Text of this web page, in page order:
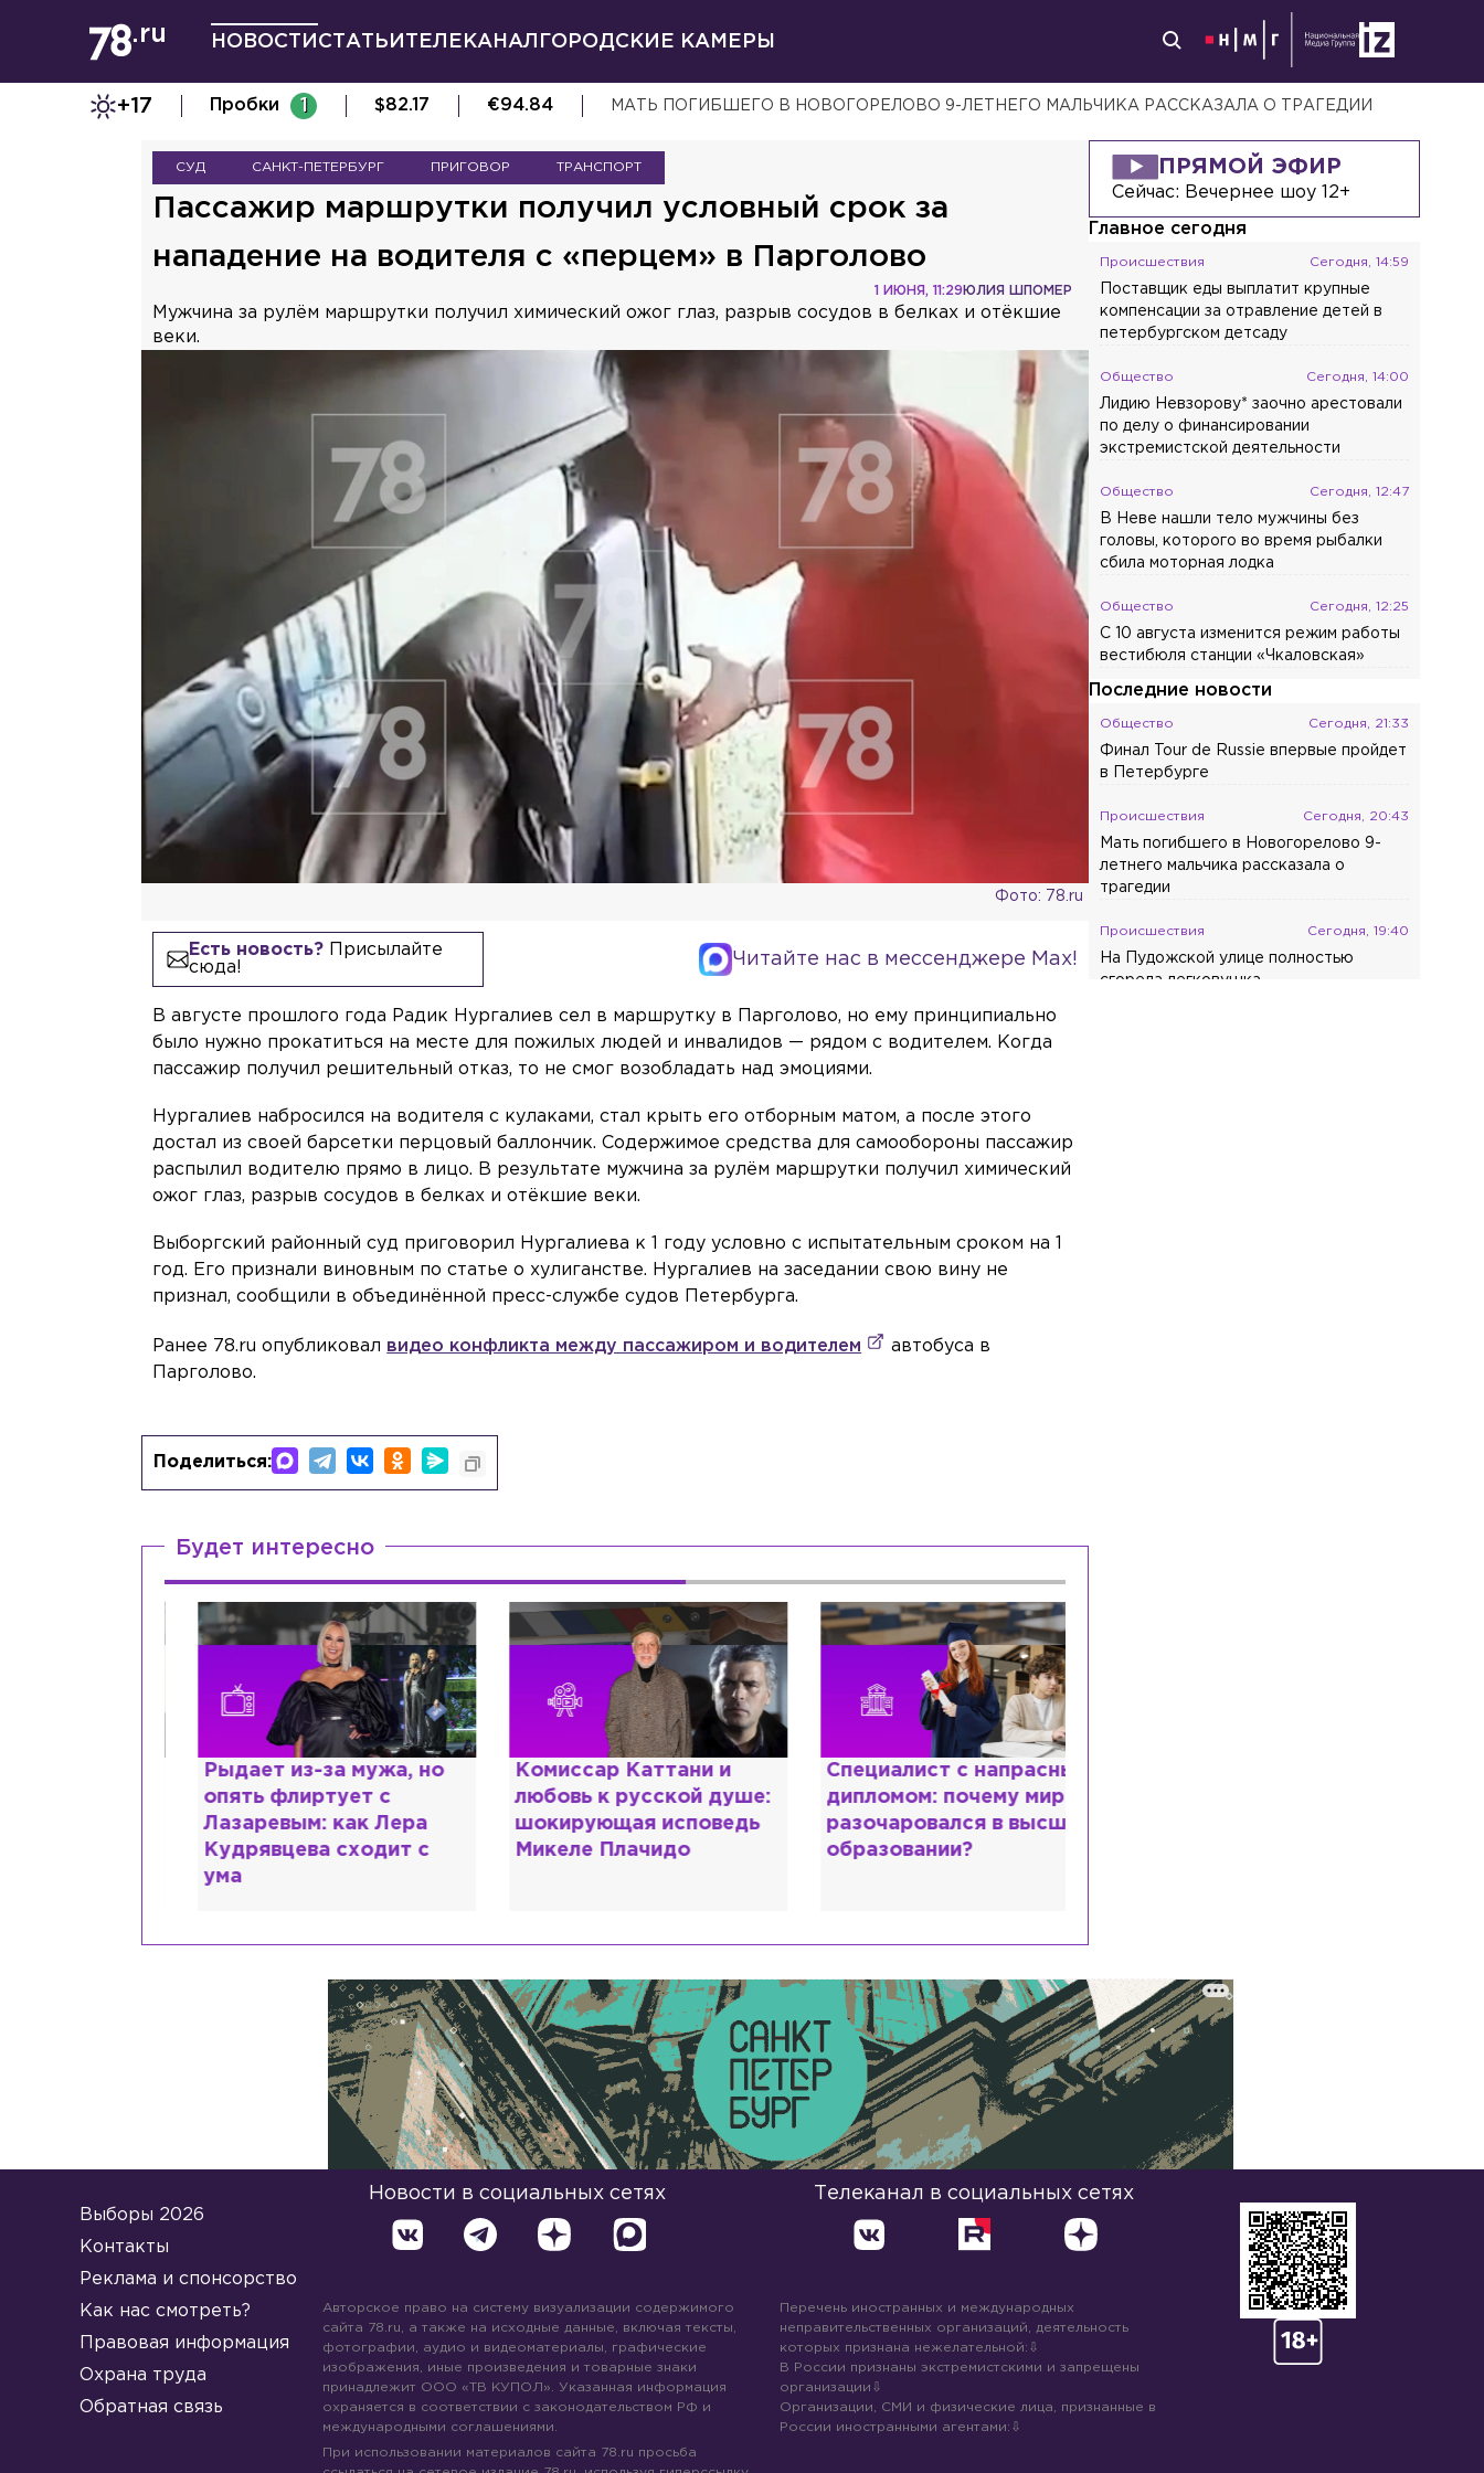
НОВОСТИ СТАТЬИ ТЕЛЕКАНАЛ ГОРОДСКИЕ КАМЕРЫ
+17 Пробки 1 $82.17 €94.84 МАТЬ ПОГИБШЕГО В НОВОГОРЕЛОВО 9-ЛЕТНЕГО МАЛЬЧИКА РАССКАЗАЛА О ТРАГЕДИИ
СУД САНКТ-ПЕТЕРБУРГ ПРИГОВОР ТРАНСПОРТ
Пассажир маршрутки получил условный срок за
нападение на водителя с «перцем» в Парголово
ЮЛИЯ ШПОМЕР
1 ИЮНЯ, 11:29
Мужчина за рулём маршрутки получил химический ожог глаз, разрыв сосудов в белках и отёкшие
веки.
Фото: 78.ru
Есть новость?Присылайте
сюда!
Читайте нас в мессенджере Max!
В августе прошлого года Радик Нургалиев сел в маршрутку в Парголово, но ему принципиально
было нужно прокатиться на месте для пожилых людей и инвалидов — рядом с водителем. Когда
пассажир получил решительный отказ, то не смог возобладать над эмоциями.
Нургалиев набросился на водителя с кулаками, стал крыть его отборным матом, а после этого
достал из своей барсетки перцовый баллончик. Содержимое средства для самообороны пассажир
распылил водителю прямо в лицо. В результате мужчина за рулём маршрутки получил химический
ожог глаз, разрыв сосудов в белках и отёкшие веки.
Выборгский районный суд приговорил Нургалиева к 1 году условно с испытательным сроком на 1
год. Его признали виновным по статье о хулиганстве. Нургалиев на заседании свою вину не
признал, сообщили в объединённой пресс-службе судов Петербурга.
Ранее 78.ru опубликовал видео конфликта между пассажиром и водителем
автобуса в
Парголово.
Поделиться:
Будет интересно
Рыдает из-за мужа, но
опять флиртует с
Лазаревым: как Лера
Кудрявцева сходит с
ума
Комиссар Каттани и
любовь к русской душе:
шокирующая исповедь
Микеле Плачидо
Специалист с напрасным
дипломом: почему мир
разочаровался в высшем
образовании?
ПРЯМОЙ ЭФИР
Сейчас: Вечернее шоу 12+
Главное сегодня
Происшествия Сегодня, 14:59
Поставщик еды выплатит крупные
компенсации за отравление детей в
петербургском детсаду
Общество Сегодня, 14:00
Лидию Невзорову* заочно арестовали
по делу о финансировании
экстремистской деятельности
Общество Сегодня, 12:47
В Неве нашли тело мужчины без
головы, которого во время рыбалки
сбила моторная лодка
Общество Сегодня, 12:25
С 10 августа изменится режим работы
вестибюля станции «Чкаловская»
Последние новости
Общество Сегодня, 21:33
Финал Tour de Russie впервые пройдет
в Петербурге
Происшествия Сегодня, 20:43
Мать погибшего в Новогорелово 9-
летнего мальчика рассказала о
трагедии
Происшествия Сегодня, 19:40
На Пудожской улице полностью
сгорела легковушка
Выборы 2026
Контакты
Реклама и спонсорство
Как нас смотреть?
Правовая информация
Охрана труда
Обратная связь
Новости в социальных сетях Телеканал в социальных сетях
Авторское право на систему визуализации содержимого
сайта 78.ru, а также на исходные данные, включая тексты,
фотографии, аудио и видеоматериалы, графические
изображения, иные произведения и товарные знаки
принадлежит ООО «ТВ КУПОЛ». Указанная информация
охраняется в соответствии с законодательством РФ и
международными соглашениями.
При использовании материалов сайта 78.ru просьба
Перечень иностранных и международных
неправительственных организаций, деятельность
которых признана нежелательной:
В России признаны экстремистскими и запрещены
организации
Организации, СМИ и физические лица, признанные в
России иностранными агентами: